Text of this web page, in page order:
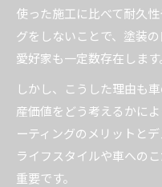
使った施工に比べて耐久
グをしないことで、塗装
愛好家も一定数存在します
しかし、こうした理由も
産価値をどう考えるかに
ーティングのメリットと
ライフスタイルや車への
重要です。